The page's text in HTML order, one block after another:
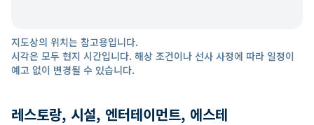
지도상의 위치는 참고용입니다.
시각은 모두 현지 시간입니다. 해상 조건이나 선사 사정에 따라 일정이
예고 없이 변경될 수 있습니다.
레스토랑, 시설, 엔터테이먼트, 에스테